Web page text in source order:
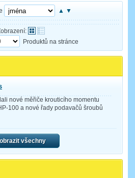
▲ ▼
Produktů na stránce
nové měřiče krouticího momentu
100 a nové řady podavačů šroubů
všechny